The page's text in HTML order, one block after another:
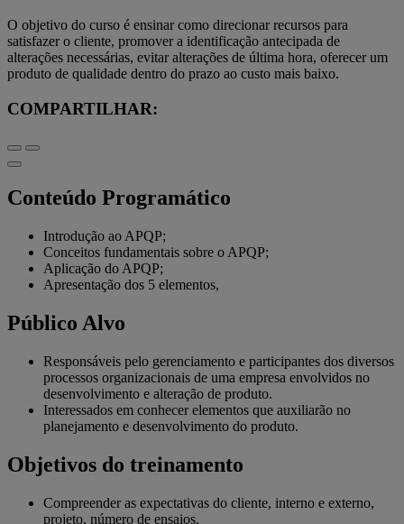
O objetivo do curso é ensinar como direcionar recursos para
satisfazer o cliente, promover a identificação antecipada de
alterações necessárias, evitar alterações de última hora, oferecer um
produto de qualidade dentro do prazo ao custo mais baixo.
COMPARTILHAR:
Conteúdo Programático
Introdução ao APQP;
Conceitos fundamentais sobre o APQP;
Aplicação do APQP;
Apresentação dos 5 elementos,
Público Alvo
Responsáveis pelo gerenciamento e participantes dos diversos
processos organizacionais de uma empresa envolvidos no
desenvolvimento e alteração de produto.
Interessados em conhecer elementos que auxiliarão no
planejamento e desenvolvimento do produto.
Objetivos do treinamento
Compreender as expectativas do cliente, interno e externo,
projeto, número de ensaios.